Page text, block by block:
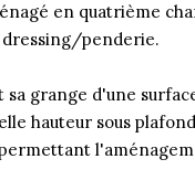
en quatrième
penderie.
grange d'une
hauteur sous